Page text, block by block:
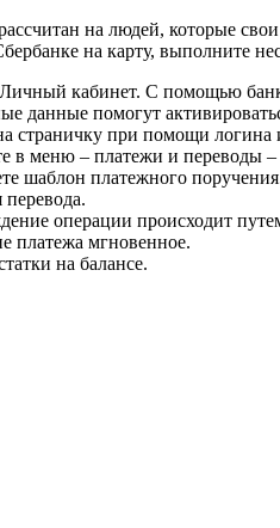
на людей, которые
на карту, выполните
кабинет. С помощью
данные помогут
страничку при помощи логина
в меню – платежи и переводы –
шаблон платежного
операции происходит
платежа мгновенное.
на балансе.